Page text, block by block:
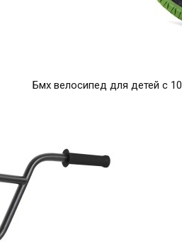
Бмх велосипед для детей с 10